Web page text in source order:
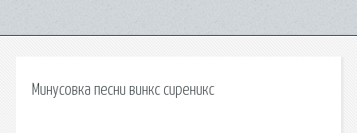
Минусовка песни винкс сиреникс